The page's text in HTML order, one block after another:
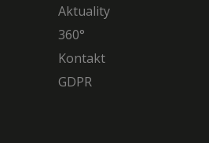
Aktuality
360°
Kontakt
GDPR